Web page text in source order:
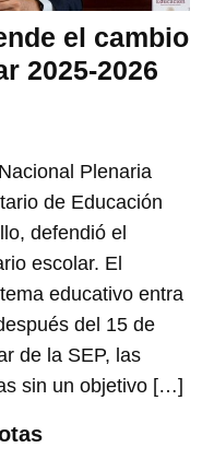
el cambio
2025-2026
Plenaria
de Educación
defendió el
escolar. El
educativo entra
del 15 de
de la SEP, las
sin un objetivo […]